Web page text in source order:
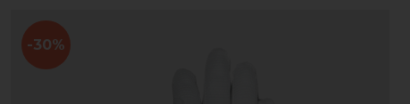
-30%